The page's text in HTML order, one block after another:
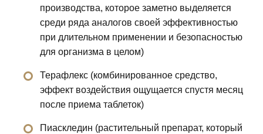
производства, которое заметно выделяется
среди ряда аналогов своей эффективностью
при длительном применении и безопасностью
для организма в целом)
Терафлекс (комбинированное средство,
эффект воздействия ощущается спустя месяц
после приема таблеток)
Пиаскледин (растительный препарат, который